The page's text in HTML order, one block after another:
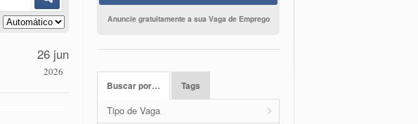
26 jun
2026
Anuncie gratuitamente a sua Vaga de Emprego
Buscar por… Tags
Tipo de Vaga